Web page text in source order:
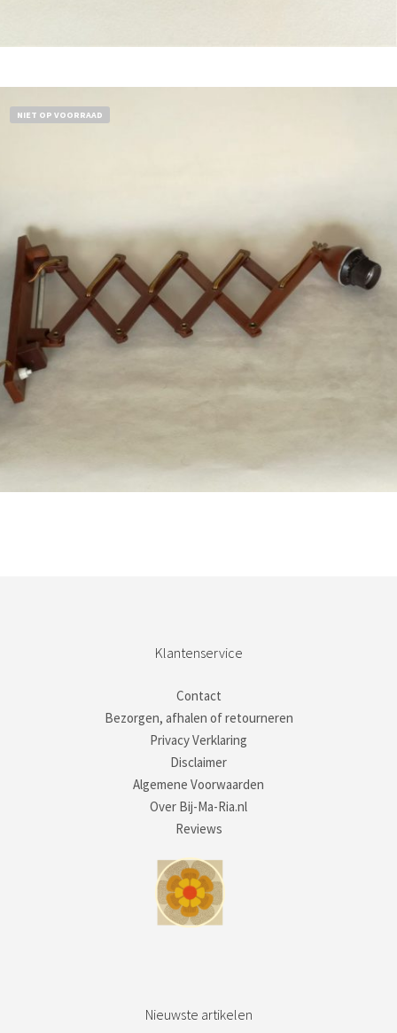
NIET OP VOORRAAD
Klantenservice
Contact
Bezorgen, afhalen of retourneren
Privacy Verklaring
Disclaimer
Algemene Voorwaarden
Over Bij-Ma-Ria.nl
Reviews
Nieuwste artikelen